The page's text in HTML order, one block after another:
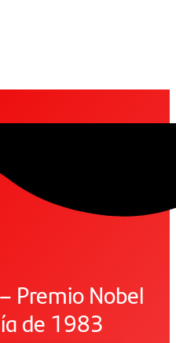
Premio Nobel
de 1983